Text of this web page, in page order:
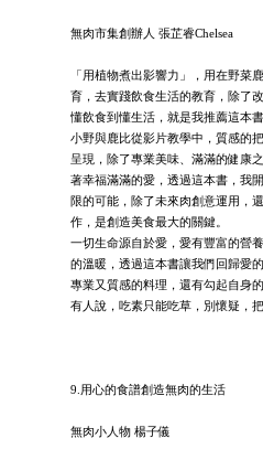
無肉市集創辦人 張芷睿Chelsea
「用植物煮出影響力」，用在野菜
育，去實踐飲食生活的教育，除了
懂飲食到懂生活，就是我推薦這本書
小野與鹿比從影片教學中，質感的
呈現，除了專業美味、滿滿的健康
著幸福滿滿的愛，透過這本書，我
限的可能，除了未來肉創意運用，
作，是創造美食最大的關鍵。
一切生命源自於愛，愛有豐富的營
的溫暖，透過這本書讓我們回歸愛
專業又質感的料理，還有勾起自身
有人說，吃素只能吃草，別懷疑，
9.用心的食譜創造無肉的生活
無肉小人物 楊子儀